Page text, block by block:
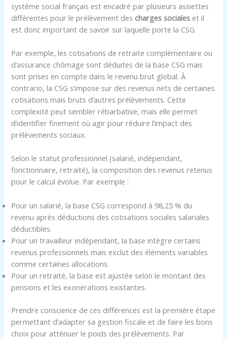
système social français est encadré par plusieurs assiettes
différentes pour le prélèvement des charges sociales et il
est donc important de savoir sur laquelle porte la CSG.
Par exemple, les cotisations de retraite complémentaire ou
d’assurance chômage sont déduites de la base CSG mais
sont prises en compte dans le revenu brut global. À
contrario, la CSG s’impose sur des revenus nets de certaines
cotisations mais bruts d’autres prélèvements. Cette
complexité peut sembler rébarbative, mais elle permet
d’identifier finement où agir pour réduire l’impact des
prélèvements sociaux.
Selon le statut professionnel (salarié, indépendant,
fonctionnaire, retraité), la composition des revenus retenus
pour le calcul évolue. Par exemple :
Pour un salarié, la base CSG correspond à 98,25 % du
revenu après déductions des cotisations sociales salariales
déductibles.
Pour un travailleur indépendant, la base intègre certains
revenus professionnels mais exclut des éléments variables
comme certaines allocations.
Pour un retraité, la base est ajustée selon le montant des
pensions et les exonérations existantes.
Prendre conscience de ces différences est la première étape
permettant d’adapter sa gestion fiscale et de faire les bons
choix pour atténuer le poids des prélèvements. Par